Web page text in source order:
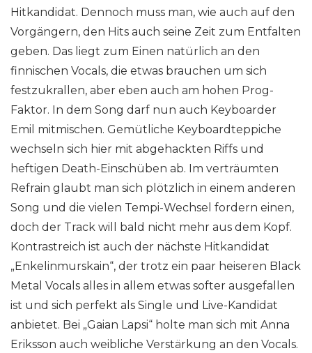
Hitkandidat. Dennoch muss man, wie auch auf den
Vorgängern, den Hits auch seine Zeit zum Entfalten
geben. Das liegt zum Einen natürlich an den
finnischen Vocals, die etwas brauchen um sich
festzukrallen, aber eben auch am hohen Prog-
Faktor. In dem Song darf nun auch Keyboarder
Emil mitmischen. Gemütliche Keyboardteppiche
wechseln sich hier mit abgehackten Riffs und
heftigen Death-Einschüben ab. Im verträumten
Refrain glaubt man sich plötzlich in einem anderen
Song und die vielen Tempi-Wechsel fordern einen,
doch der Track will bald nicht mehr aus dem Kopf.
Kontrastreich ist auch der nächste Hitkandidat
„Enkelinmurskain“, der trotz ein paar heiseren Black
Metal Vocals alles in allem etwas softer ausgefallen
ist und sich perfekt als Single und Live-Kandidat
anbietet. Bei „Gaian Lapsi“ holte man sich mit Anna
Eriksson auch weibliche Verstärkung an den Vocals.